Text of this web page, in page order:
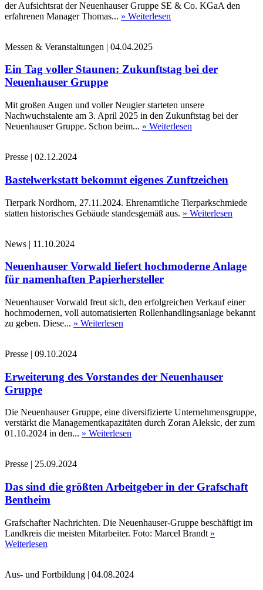
der Aufsichtsrat der Neuenhauser Gruppe SE & Co. KGaA den
erfahrenen Manager Thomas... » Weiterlesen
Messen & Veranstaltungen | 04.04.2025
Ein Tag voller Staunen: Zukunftstag bei der
Neuenhauser Gruppe
Mit großen Augen und voller Neugier starteten unsere
Nachwuchstalente am 3. April 2025 in den Zukunftstag bei der
Neuenhauser Gruppe. Schon beim... » Weiterlesen
Presse | 02.12.2024
Bastelwerkstatt bekommt eigenes Zunftzeichen
Tierpark Nordhorn, 27.11.2024. Ehrenamtliche Tierparkschmiede
statten historisches Gebäude standesgemäß aus. » Weiterlesen
News | 11.10.2024
Neuenhauser Vorwald liefert hochmoderne Anlage
für namenhaften Papierhersteller
Neuenhauser Vorwald freut sich, den erfolgreichen Verkauf einer
hochmodernen, voll automatisierten Rollenhandlingsanlage bekannt
zu geben. Diese... » Weiterlesen
Presse | 09.10.2024
Erweiterung des Vorstandes der Neuenhauser
Gruppe
Die Neuenhauser Gruppe, eine diversifizierte Unternehmensgruppe,
verstärkt die Managementkapazitäten durch Zoran Aleksic, der zum
01.10.2024 in den... » Weiterlesen
Presse | 25.09.2024
Das sind die größten Arbeitgeber in der Grafschaft
Bentheim
Grafschafter Nachrichten. Die Neuenhauser-Gruppe beschäftigt im
Landkreis die meisten Mitarbeiter. Foto: Marcel Brandt »
Weiterlesen
Aus- und Fortbildung | 04.08.2024